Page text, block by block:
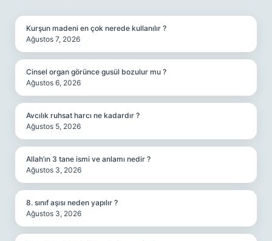
Kurşun madeni en çok nerede kullanılır ?
Ağustos 7, 2026
Cinsel organ görünce gusül bozulur mu ?
Ağustos 6, 2026
Avcılık ruhsat harcı ne kadardır ?
Ağustos 5, 2026
Allah’ın 3 tane ismi ve anlamı nedir ?
Ağustos 3, 2026
8. sınıf aşısı neden yapılır ?
Ağustos 3, 2026